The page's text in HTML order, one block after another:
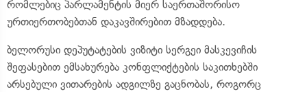
რომლებიც პარლამენტის მიერ საერთაშორისო
ურთიერთობებთან დაკავშირებით მზადდება.
ბელორუსი დეპუტატების ვიზიტი სერგეი მასკევიჩის
შეფასებით ემსახურება კონფლიქტების საკითხებში
არსებული ვითარების ადგილზე გაცნობას, როგორც